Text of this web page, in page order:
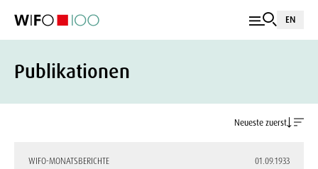
EN
Publikationen
Neueste zuerst
WIFO-MONATSBERICHTE 01.09.1933